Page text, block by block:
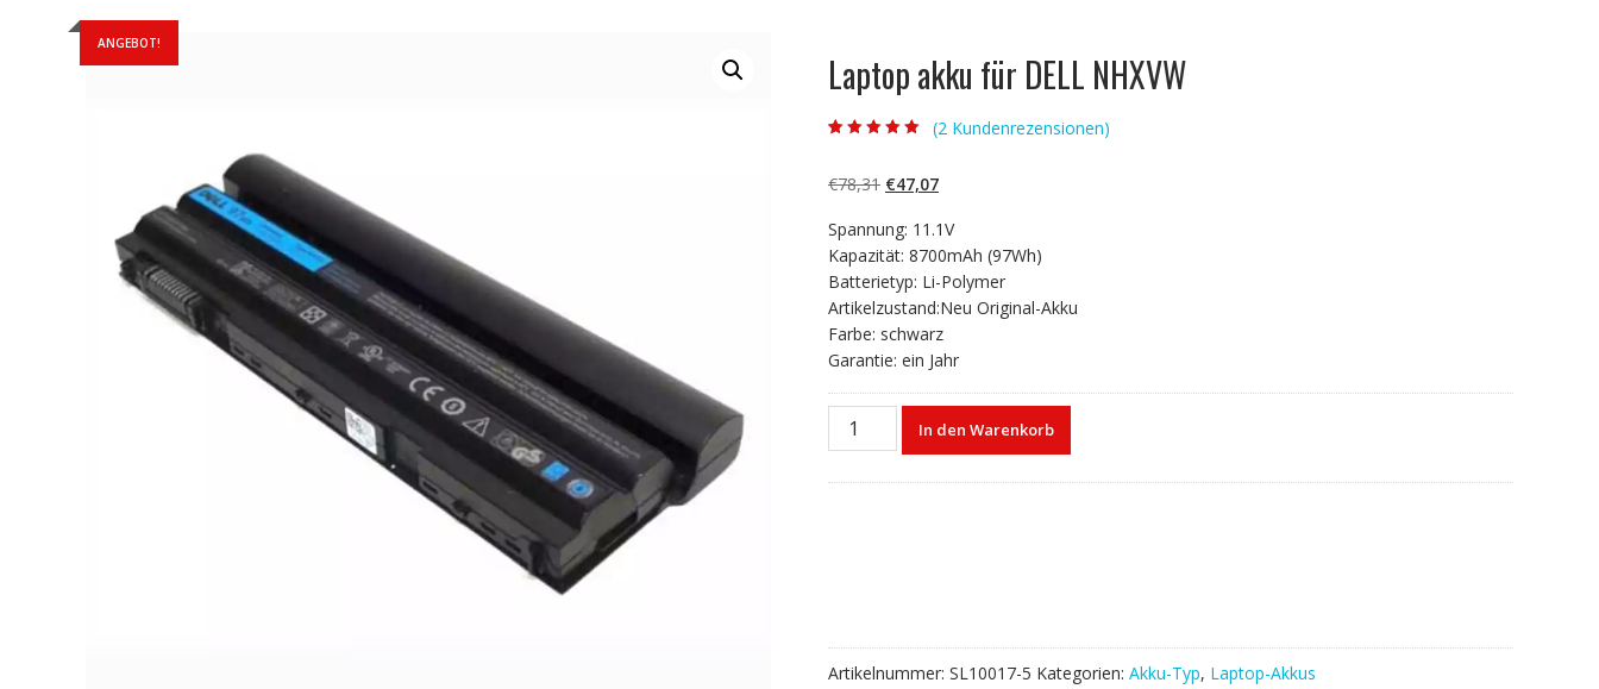
ANGEBOT!
Laptop akku für DELL NHXVW
basierend auf
Kundenbewertun
(2 Kundenrezensionen)
€78,31 Ursprünglicher
war:
€78,31
€47,07Aktueller
ist:
€47,07.
Spannung: 11.1V
Kapazität: 8700mAh (97Wh)
Batterietyp: Li-Polymer
Artikelzustand:Neu Original-Akku
Farbe: schwarz
Garantie: ein Jahr
Laptop
akku
In den Warenkorb
Artikelnummer: SL10017-5 Kategorien: Akku-Typ, Laptop-Akkus